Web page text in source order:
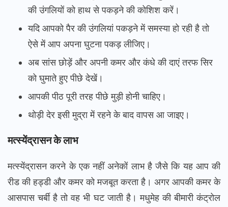
की उंगलियों को हाथ से पकड़ने की कोशिश करें।
यदि आपको पैर की उंगलियां पकड़ने में समस्या हो रही है तो
ऐसे में आप अपना घुटना पकड़ लीजिए।
अब सांस छोड़ें और अपनी कमर और कंधे की दाएं तरफ सिर
को घुमाते हुए पीछे देखें।
आपकी पीठ पूरी तरह पीछे मुड़ी होनी चाहिए।
थोड़ी देर इसी मुद्रा में रहने के बाद वापस आ जाइए।
मत्स्येंद्रासन के लाभ
मत्स्येंद्रासन करने के एक नहीं अनेकों लाभ है जैसे कि यह आप की
रीड की हड्डी और कमर को मजबूत करता है। अगर आपकी कमर के
आसपास चर्बी है तो वह भी घट जाती है। मधुमेह की बीमारी कंट्रोल